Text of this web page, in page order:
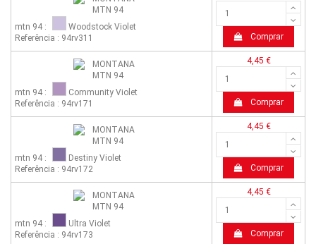
mtn 94 :
Woodstock Violet
Referência : 94rv311
Comprar
mtn 94 :
Community Violet
Referência : 94rv171
4,45 €
Comprar
mtn 94 :
Destiny Violet
Referência : 94rv172
4,45 €
Comprar
mtn 94 :
Ultra Violet
Referência : 94rv173
4,45 €
Comprar